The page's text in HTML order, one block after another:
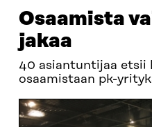
Osaamista
jakaa
40 asiantuntijaa etsii
osaamistaan pk-